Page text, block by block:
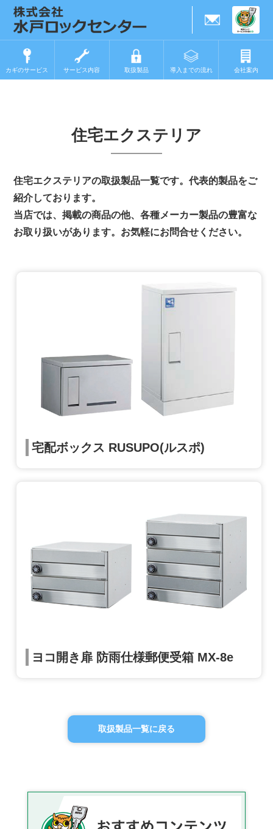
カギのサービス サービス内容 取扱製品 導入までの流れ 会社案内
住宅エクステリア
住宅エクステリアの取扱製品一覧です。代表的製品をご
紹介しております。
当店では、掲載の商品の他、各種メーカー製品の豊富な
お取り扱いがあります。お気軽にお問合せください。
宅配ボックス RUSUPO(ルスポ)
ヨコ開き扉 防雨仕様郵便受箱 MX-8e
取扱製品一覧に戻る